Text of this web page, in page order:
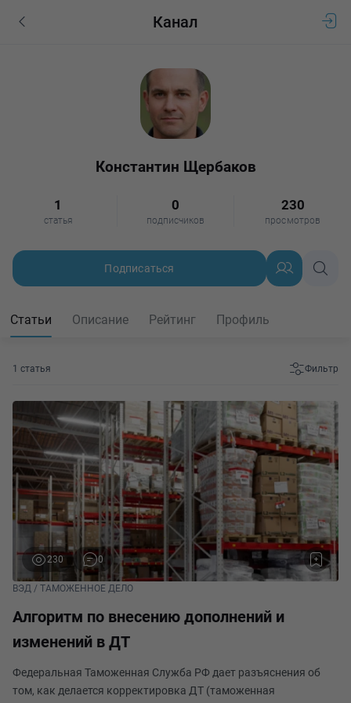
Канал
Константин Щербаков
1
статья
0
подписчиков
230
просмотров
Подписаться
Статьи Описание Рейтинг Профиль
1 статья Фильтр
230 0
ВЭД / ТАМОЖЕННОЕ ДЕЛО
Алгоритм по внесению дополнений и
изменений в ДТ
Федеральная Таможенная Служба РФ дает разъяснения об
том, как делается корректировка ДТ (таможенная